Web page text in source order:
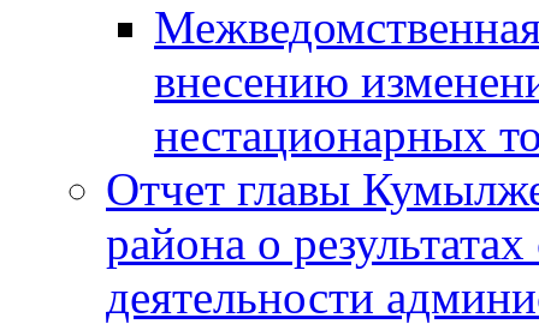
внесению
нестационарных
Отчет главы
района о
деятельности